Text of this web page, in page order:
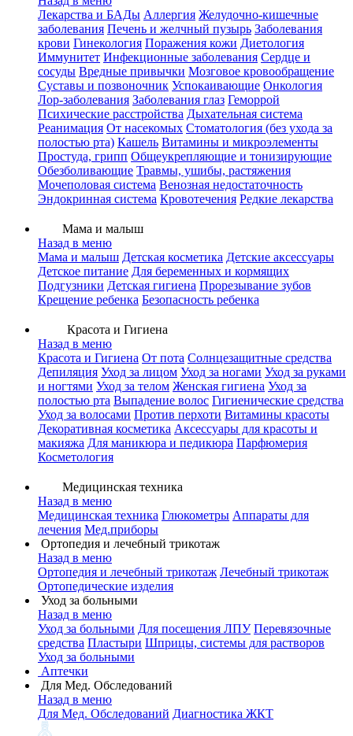
Лекарства и БАДы Аллергия Желудочно-кишечные
заболевания Печень и желчный пузырь Заболевания
крови Гинекология Поражения кожи Диетология
Иммунитет Инфекционные заболевания Сердце и
сосуды Вредные привычки Мозговое кровообращение
Суставы и позвоночник Успокаивающие Онкология
Лор-заболевания Заболевания глаз Геморрой
Психические расстройства Дыхательная система
Реанимация От насекомых Стоматология (без ухода за
полостью рта) Кашель Витамины и микроэлементы
Простуда, грипп Общеукрепляющие и тонизирующие
Обезболивающие Травмы, ушибы, растяжения
Мочеполовая система Венозная недостаточность
Эндокринная система Кровотечения Редкие лекарства
Мама и малыш
Назад в меню
Мама и малыш Детская косметика Детские аксессуары
Детское питание Для беременных и кормящих
Подгузники Детская гигиена Прорезывание зубов
Крещение ребенка Безопасность ребенка
Красота и Гигиена
Назад в меню
Красота и Гигиена От пота Солнцезащитные средства
Депиляция Уход за лицом Уход за ногами Уход за руками
и ногтями Уход за телом Женская гигиена Уход за
полостью рта Выпадение волос Гигиенические средства
Уход за волосами Против перхоти Витамины красоты
Декоративная косметика Аксессуары для красоты и
макияжа Для маникюра и педикюра Парфюмерия
Косметология
Медицинская техника
Назад в меню
Медицинская техника Глюкометры Аппараты для
лечения Мед.приборы
Ортопедия и лечебный трикотаж
Назад в меню
Ортопедия и лечебный трикотаж Лечебный трикотаж
Ортопедические изделия
Уход за больными
Назад в меню
Уход за больными Для посещения ЛПУ Перевязочные
средства Пластыри Шприцы, системы для растворов
Уход за больными
Аптечки
Для Мед. Обследований
Назад в меню
Для Мед. Обследований Диагностика ЖКТ